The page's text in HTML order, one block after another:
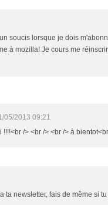
soucis lorsque je dois
à mozilla! Je cours me
05/2013 09:21
/> <br /> <br /> à
ta newsletter, fais de même si